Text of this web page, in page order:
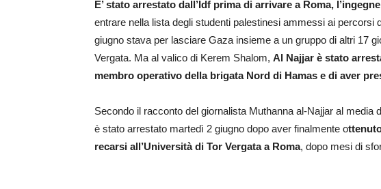
E’ stato arrestato dall’Idf prima di arrivare a Roma,
entrare nella lista degli studenti palestinesi ammessi ai percorsi
giugno stava per lasciare Gaza insieme a un gruppo di altri 17
Vergata. Ma al valico di Kerem Shalom, Al Najjar è stato
membro operativo della brigata Nord di Hamas e di aver
Secondo il racconto del giornalista Muthanna al-Najjar al media
è stato arrestato martedì 2 giugno dopo aver finalmente o
recarsi all’Università di Tor Vergata a Roma, dopo mesi di